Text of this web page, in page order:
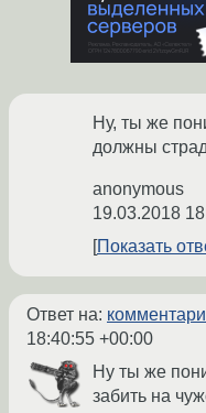
Ну, ты же
должны
anonymous
19.03.2018
Показать
Ответ на:
18:40:55 +00:00
Ну ты же
забить на